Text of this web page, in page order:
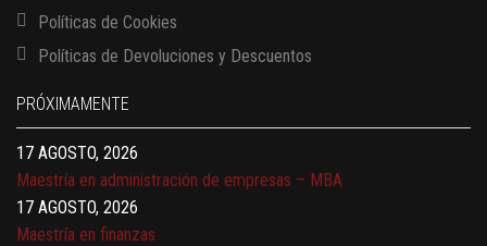
Políticas de Cookies
Políticas de Devoluciones y Descuentos
PRÓXIMAMENTE
13 AGOSTO, 2026
17 AGOSTO, 2026
Gerencia de empresas familiares
17 AGOSTO, 2026
Maestría en administración de empresas – MBA
17 AGOSTO, 2026
Maestría en finanzas